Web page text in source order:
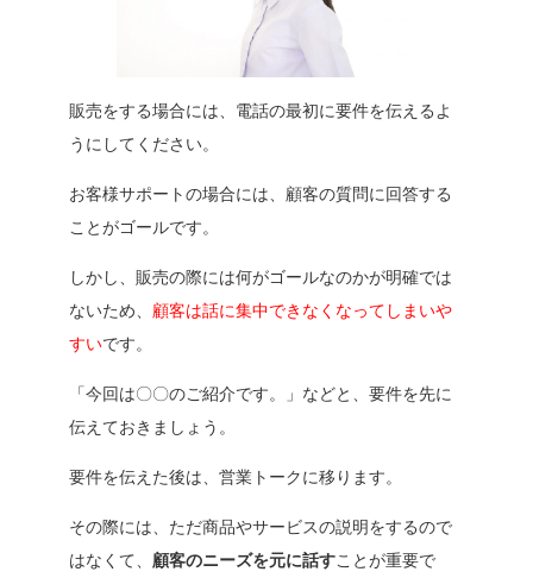
販売をする場合には、電話の最初に要件を伝えるよ
うにしてください。
お客様サポートの場合には、顧客の質問に回答する
ことがゴールです。
しかし、販売の際には何がゴールなのかが明確では
ないため、 顧客は話に集中できなくなってしまいや
すいです。
「今回は〇〇のご紹介です。
」などと、要件を先に
伝えておきましょう。
要件を伝えた後は、営業トークに移ります。
その際には、ただ商品やサービスの説明をするので
はなくて、顧客のニーズを元に話すことが重要で